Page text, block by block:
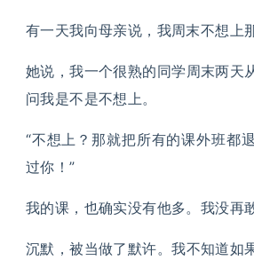
有一天我向母亲说，我周末不想上
她说，我一个很熟的同学周末两天
问我是不是不想上。
“不想上？那就把所有的课外班都
过你！”
我的课，也确实没有他多。我没再
沉默，被当做了默许。我不知道如